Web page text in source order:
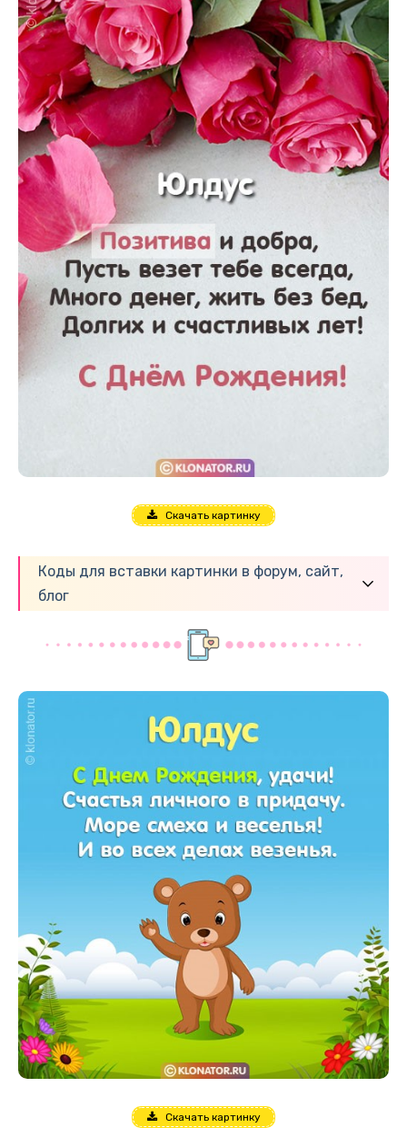
Скачать картинку
Коды для вставки картинки в форум, сайт,
блог
Скачать картинку